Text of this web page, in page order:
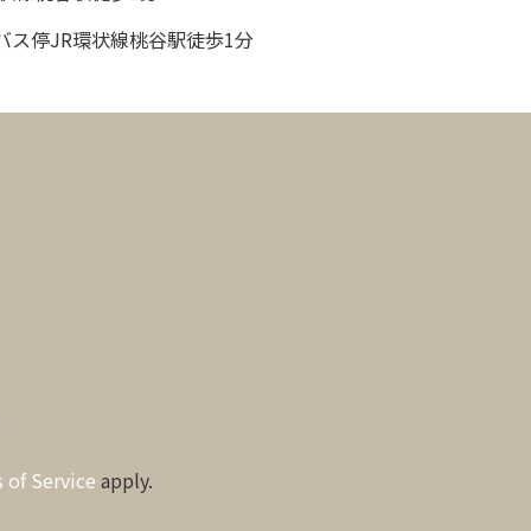
停JR環状線桃谷駅徒歩1分
of Service apply.